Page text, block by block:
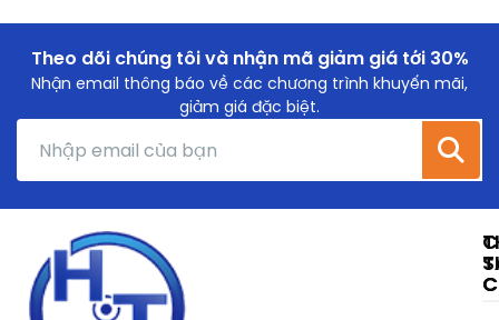
Theo dõi chúng tôi và nhận mã giảm giá tới 30%
Nhận email thông báo về các chương trình khuyến mãi,
giảm giá đặc biệt.